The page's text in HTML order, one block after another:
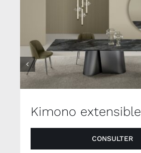
Kimono extensible
CONSULTER